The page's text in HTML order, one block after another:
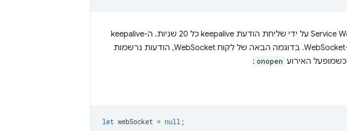
אחר כך אפשר לשמור על פעילות של Service Worker על ידי שליחת הודעת keepalive כל 20 שניות. ה-keepalive
מתחיל ברגע ש-service worker מתחבר ל-WebSocket. בדוגמה הבאה של לקוח WebSocket, הודעות נרשמות
כשמופעל האירוע onopen
:
let webSocket = null ;